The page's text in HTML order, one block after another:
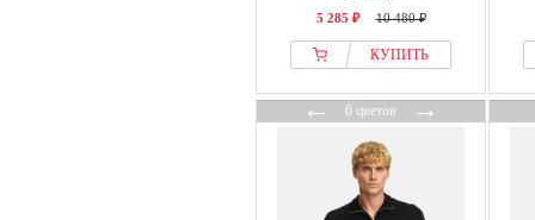
5 285 ₽ 10 480 ₽
КУПИТЬ
←6 цветов→